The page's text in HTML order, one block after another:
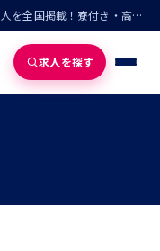
製造・倉庫・軽作業・フォークリフトなどの求人を全国掲載！寮付き・高収入・即入寮の仕事が見つかる
求人を探す